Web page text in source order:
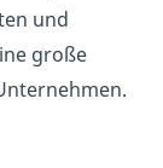
und
große